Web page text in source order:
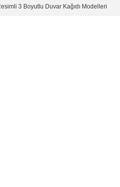
3 Boyutlu Duvar Kağıdı Modelleri